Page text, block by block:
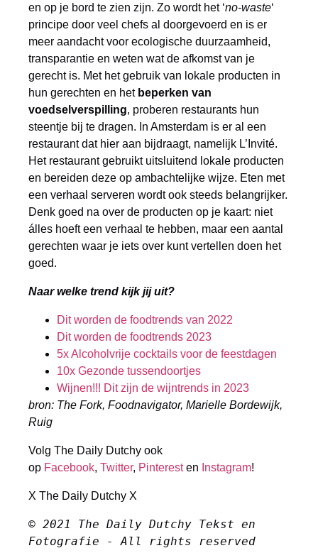
en op je bord te zien zijn. Zo wordt het ‘no-waste‘
principe door veel chefs al doorgevoerd en is er
meer aandacht voor ecologische duurzaamheid,
transparantie en weten wat de afkomst van je
gerecht is. Met het gebruik van lokale producten in
hun gerechten en het beperken van
voedselverspilling, proberen restaurants hun
steentje bij te dragen. In Amsterdam is er al een
restaurant dat hier aan bijdraagt, namelijk L’Invité.
Het restaurant gebruikt uitsluitend lokale producten
en bereiden deze op ambachtelijke wijze. Eten met
een verhaal serveren wordt ook steeds belangrijker.
Denk goed na over de producten op je kaart: niet
álles hoeft een verhaal te hebben, maar een aantal
gerechten waar je iets over kunt vertellen doen het
goed.
Naar welke trend kijk jij uit?
Dit worden de foodtrends van 2022
Dit worden de foodtrends 2023
5x Alcoholvrije cocktails voor de feestdagen
10x Gezonde tussendoortjes
Wijnen!!! Dit zijn de wijntrends in 2023
bron: The Fork, Foodnavigator, Marielle Bordewijk,
Ruig
Volg The Daily Dutchy ook
op Facebook, Twitter, Pinteresten Instagram!
X The Daily Dutchy X
© 2021 The Daily Dutchy Tekst en
Fotografie - All rights reserved